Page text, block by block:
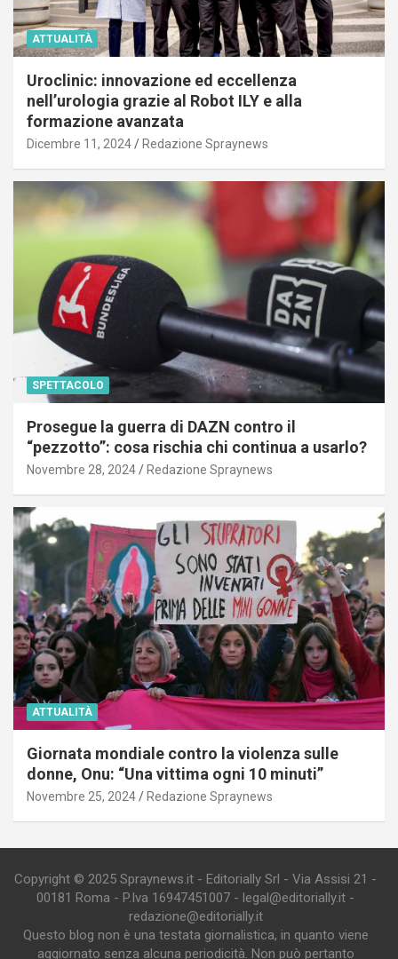
ATTUALITÀ
Uroclinic: innovazione ed eccellenza
nell’urologia grazie al Robot ILY e alla
formazione avanzata
Dicembre 11, 2024 Redazione Spraynews
SPETTACOLO
Prosegue la guerra di DAZN contro il
“pezzotto”: cosa rischia chi continua a usarlo?
Novembre 28, 2024 Redazione Spraynews
ATTUALITÀ
Giornata mondiale contro la violenza sulle
donne, Onu: “Una vittima ogni 10 minuti”
Novembre 25, 2024 Redazione Spraynews
Copyright © 2025 Spraynews.it - Editorially Srl - Via Assisi 21 -
00181 Roma - P.Iva 16947451007 - legal@editorially.it -
redazione@editorially.it
Questo blog non è una testata giornalistica, in quanto viene
aggiornato senza alcuna periodicità. Non può pertanto